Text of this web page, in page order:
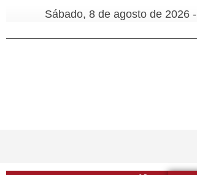
Sábado, 8 de agosto de 2026